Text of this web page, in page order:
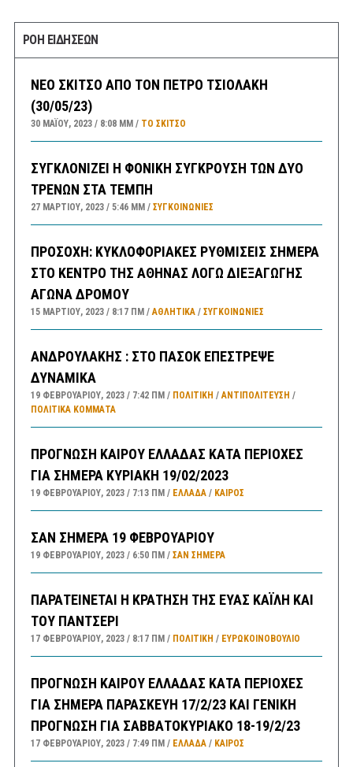
ΡΟΗ ΕΙΔΗΣΕΩΝ
ΝΕΟ ΣΚΙΤΣΟ ΑΠΟ ΤΟΝ ΠΕΤΡΟ ΤΣΙΟΛΑΚΗ
(30/05/23)
30 ΜΑΪ́ΟΥ, 2023 8:08 ΜΜ ΤΟ ΣΚΊΤΣΟ
ΣΥΓΚΛΟΝΙΖΕΙ Η ΦΟΝΙΚΗ ΣΥΓΚΡΟΥΣΗ ΤΩΝ ΔΥΟ
ΤΡΕΝΩΝ ΣΤΑ ΤΕΜΠΗ
27 ΜΑΡΤΊΟΥ, 2023 5:46 ΜΜ ΣΥΓΚΟΙΝΩΝΊΕΣ
ΠΡΟΣΟΧΗ: ΚΥΚΛΟΦΟΡΙΑΚΕΣ ΡΥΘΜΙΣΕΙΣ ΣΗΜΕΡΑ
ΣΤΟ ΚΕΝΤΡΟ ΤΗΣ ΑΘΗΝΑΣ ΛΟΓΩ ΔΙΕΞΑΓΩΓΗΣ
ΑΓΩΝΑ ΔΡΟΜΟΥ
15 ΜΑΡΤΊΟΥ, 2023 8:17 ΠΜ ΑΘΛΗΤΙΚΑ/ ΣΥΓΚΟΙΝΩΝΊΕΣ
ΑΝΔΡΟΥΛΑΚΗΣ : ΣΤΟ ΠΑΣΟΚ ΕΠΕΣΤΡΕΨΕ
ΔΥΝΑΜΙΚΑ
19 ΦΕΒΡΟΥΑΡΊΟΥ, 2023 7:42 ΠΜ ΠΟΛΙΤΙΚΗ /ΑΝΤΙΠΟΛΊΤΕΥΣΗ /
ΠΟΛΙΤΙΚΆ ΚΌΜΜΑΤΑ
ΠΡΟΓΝΩΣΗ ΚΑΙΡΟΥ ΕΛΛΑΔΑΣ ΚΑΤΑ ΠΕΡΙΟΧΕΣ
ΓΙΑ ΣΗΜΕΡΑ ΚΥΡΙΑΚΗ 19/02/2023
19 ΦΕΒΡΟΥΑΡΊΟΥ, 2023 7:13 ΠΜ ΕΛΛΑΔA/ ΚΑΙΡΌΣ
ΣΑΝ ΣΗΜΕΡΑ 19 ΦΕΒΡΟΥΑΡΙΟΥ
19 ΦΕΒΡΟΥΑΡΊΟΥ, 2023 6:50 ΠΜ ΣΑΝ ΣΉΜΕΡΑ
ΠΑΡΑΤΕΙΝΕΤΑΙ Η ΚΡΑΤΗΣΗ ΤΗΣ ΕΥΑΣ ΚΑΪΛΗ ΚΑΙ
ΤΟΥ ΠΑΝΤΣΕΡΙ
17 ΦΕΒΡΟΥΑΡΊΟΥ, 2023 8:17 ΠΜ ΠΟΛΙΤΙΚΗ / ΕΥΡΩΚΟΙΝΟΒΟΥΛΙΟ
ΠΡΟΓΝΩΣΗ ΚΑΙΡΟΥ ΕΛΛΑΔΑΣ ΚΑΤΑ ΠΕΡΙΟΧΕΣ
ΓΙΑ ΣΗΜΕΡΑ ΠΑΡΑΣΚΕΥΗ 17/2/23 ΚΑΙ ΓΕΝΙΚΗ
ΠΡΟΓΝΩΣΗ ΓΙΑ ΣΑΒΒΑΤΟΚΥΡΙΑΚΟ 18-19/2/23
17 ΦΕΒΡΟΥΑΡΊΟΥ, 2023 7:49 ΠΜ ΕΛΛΑΔA/ ΚΑΙΡΌΣ